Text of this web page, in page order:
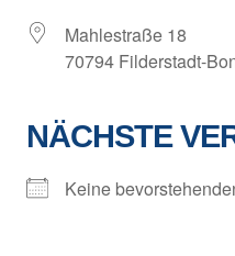
Mahlestraße 18
70794 Filderstadt-
NÄCHSTE
Keine